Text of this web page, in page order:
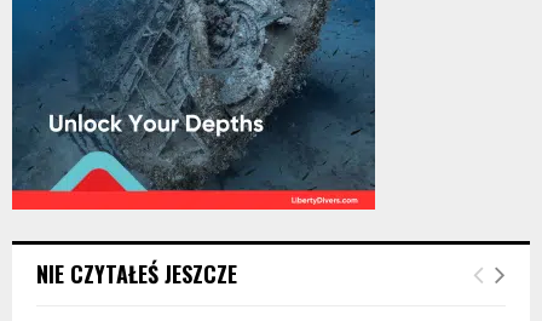
NIE CZYTAŁEŚ JESZCZE